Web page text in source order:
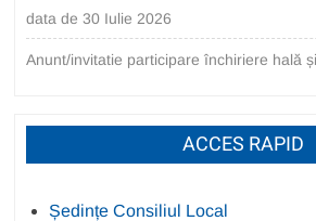
data de 30 Iulie 2026
Anunt/invitatie participare închiriere hală
ACCES RAPID
Ședințe Consiliul Local